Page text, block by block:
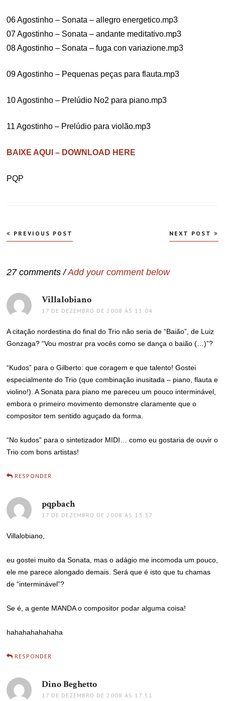
06 Agostinho – Sonata – allegro energetico.mp3
07 Agostinho – Sonata – andante meditativo.mp3
08 Agostinho – Sonata – fuga con variazione.mp3
09 Agostinho – Pequenas peças para flauta.mp3
10 Agostinho – Prelúdio No2 para piano.mp3
11 Agostinho – Prelúdio para violão.mp3
BAIXE AQUI – DOWNLOAD HERE
PQP
Navegação
de
PREVIOUS POST NEXT POST
27 comments /Add your comment below
Villalobiano
17 DE DEZEMBRO DE 2008 ÀS 11:04
A citação nordestina do final do Trio não seria de “Baião”, de Luiz
Gonzaga? “Vou mostrar pra vocês como se dança o baião (…)”?
“Kudos” para o Gilberto: que coragem e que talento! Gostei
especialmente do Trio (que combinação inusitada – piano, flauta e
violino!). A Sonata para piano me pareceu um pouco interminável,
embora o primeiro movimento demonstre claramente que o
compositor tem sentido aguçado da forma.
“No kudos” para o sintetizador MIDI… como eu gostaria de ouvir o
Trio com bons artistas!
RESPONDER
pqpbachdisse:
17 DE DEZEMBRO DE 2008 ÀS 13:37
Villalobiano,
eu gostei muito da Sonata, mas o adágio me incomoda um pouco,
ele me parece alongado demais. Será que é isto que tu chamas
de “interminável”?
Se é, a gente MANDA o compositor podar alguma coisa!
hahahahahahaha
RESPONDER
Dino Beghetto
17 DE DEZEMBRO DE 2008 ÀS 17:51